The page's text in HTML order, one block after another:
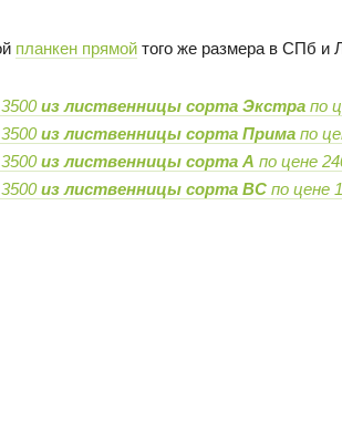
планкен прямойтого же размера в СПб и
3500из лиственницы сорта Экстра по
3500из лиственницы сорта Прима по
3500из лиственницы сорта Апо цене
3500из лиственницы сорта BC по цене